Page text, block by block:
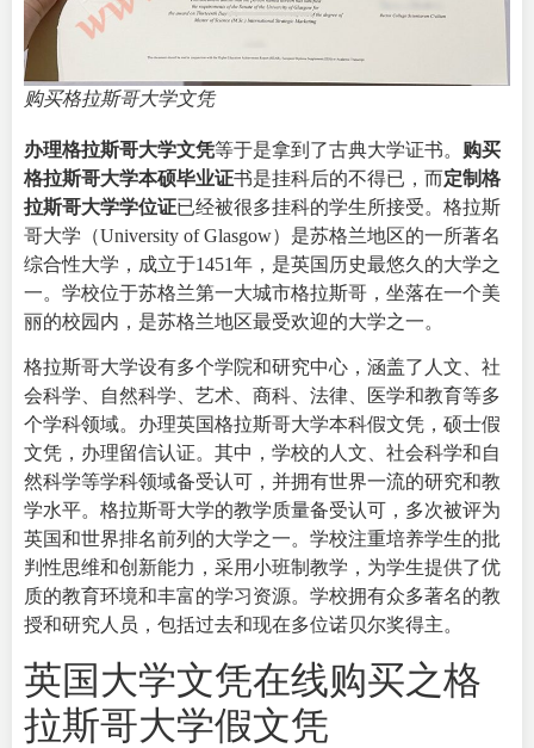
购买格拉斯哥大学文凭
办理格拉斯哥大学文凭等于是拿到了古典大学证书。 购买
格拉斯哥大学本硕毕业证书是挂科后的不得已，而定制格
拉斯哥大学学位证已经被很多挂科的学生所接受。格拉斯
哥大学（University of Glasgow）是苏格兰地区的一所著名
综合性大学，成立于1451年，是英国历史最悠久的大学之
一。学校位于苏格兰第一大城市格拉斯哥，坐落在一个美
丽的校园内，是苏格兰地区最受欢迎的大学之一。
格拉斯哥大学设有多个学院和研究中心，涵盖了人文、社
会科学、自然科学、艺术、商科、法律、医学和教育等多
个学科领域。办理英国格拉斯哥大学本科假文凭，硕士假
文凭，办理留信认证。其中，学校的人文、社会科学和自
然科学等学科领域备受认可，并拥有世界一流的研究和教
学水平。 格拉斯哥大学的教学质量备受认可，多次被评为
英国和世界排名前列的大学之一。学校注重培养学生的批
判性思维和创新能力，采用小班制教学，为学生提供了优
质的教育环境和丰富的学习资源。学校拥有众多著名的教
授和研究人员，包括过去和现在多位诺贝尔奖得主。
英国大学文凭在线购买之格
拉斯哥大学假文凭